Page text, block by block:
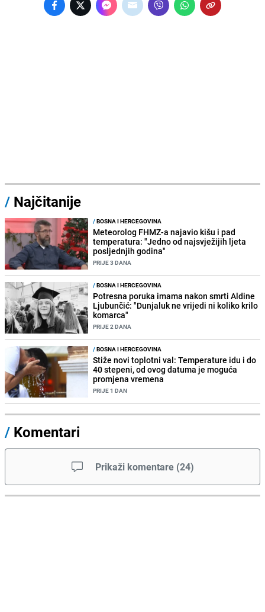
/ Najčitanije
/BOSNA I HERCEGOVINA
Meteorolog FHMZ-a najavio kišu i pad
temperatura: "Jedno od najsvježijih ljeta
posljednjih godina"
PRIJE 3 DANA
/BOSNA I HERCEGOVINA
Potresna poruka imama nakon smrti Aldine
Ljubunčić: "Dunjaluk ne vrijedi ni koliko krilo
komarca"
PRIJE 2 DANA
/BOSNA I HERCEGOVINA
Stiže novi toplotni val: Temperature idu i do
40 stepeni, od ovog datuma je moguća
promjena vremena
PRIJE 1 DAN
/ Komentari
Prikaži komentare (24)